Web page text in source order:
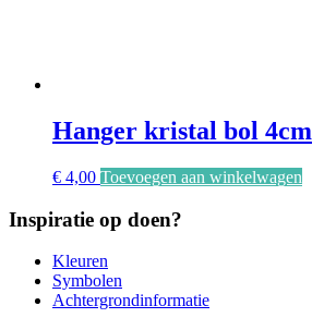
Hanger kristal bol 4cm
€ 4,00 Toevoegen aan winkelwagen
Inspiratie op doen?
Kleuren
Symbolen
Achtergrondinformatie